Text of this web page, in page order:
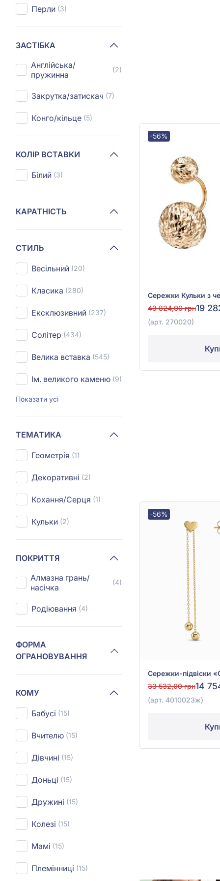
Перли (3)
ЗАСТІБКА
Англійська/
пружинна
(2)
Закрутка/затискач (7)
Конго/кільце (5)
КОЛІР ВСТАВКИ
Білий (3)
КАРАТНІСТЬ
СТИЛЬ
Весільний (20)
Класика (280)
Ексклюзивний (237)
Солітер (434)
Велика вставка (545)
Ім. великого каменю (9)
Показати усі
ТЕМАТИКА
Геометрія (1)
Декоративні (2)
Кохання/Серця (1)
Кульки (2)
ПОКРИТТЯ
Алмазна грань/
насічка
(4)
Родіювання (4)
ФОРМА
ОГРАНОВУВАННЯ
КОМУ
Бабусі (15)
Вчителю (15)
Дівчині (15)
Доньці (15)
Дружині (15)
Колезі (15)
Мамі (15)
Племінниці (15)
-56%
43 824,00 грн19
(арт. 270020)
-56%
33 532,00 грн14
(арт. 4010023ж)